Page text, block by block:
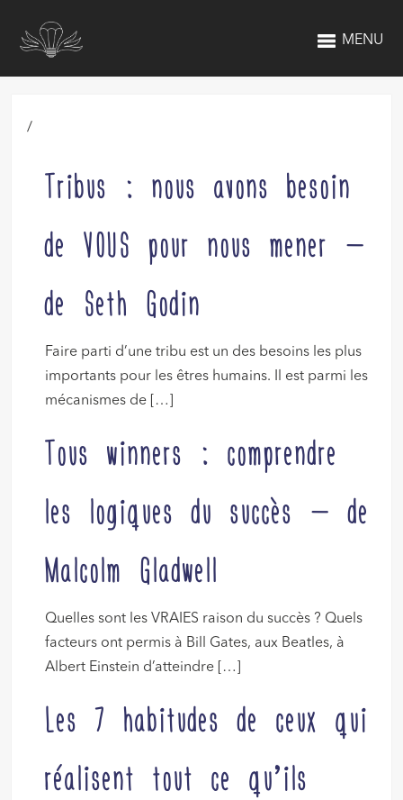
MENU
/
Tribus : nous avons besoin
de VOUS pour nous mener –
de Seth Godin
Faire parti d’une tribu est un des besoins les plus
importants pour les êtres humains. Il est parmi les
mécanismes de […]
Tous winners : comprendre
les logiques du succès – de
Malcolm Gladwell
Quelles sont les VRAIES raison du succès ? Quels
facteurs ont permis à Bill Gates, aux Beatles, à
Albert Einstein d’atteindre […]
Les 7 habitudes de ceux qui
réalisent tout ce qu’ils